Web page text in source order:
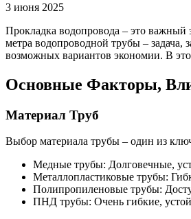
3 июня 2025
Прокладка водопровода – это важный
метра водопроводной трубы –
возможных вариантов экономии. В
Основные Факторы,
Материал Труб
Выбор материала трубы – один из
Медные трубы: Долговечные,
Металлопластиковые трубы:
Полипропиленовые трубы:
ПНД трубы: Очень гибкие,